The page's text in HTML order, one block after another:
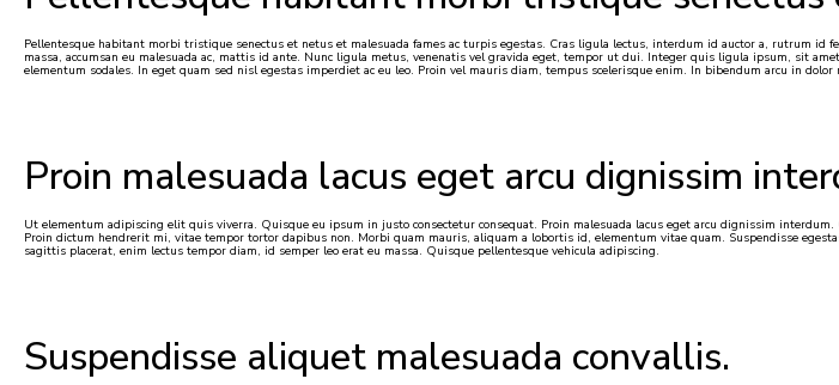
Pellentesque habitant morbi tristique senectus et netus et malesuada fames ac turpis egestas. Cras ligula lectus, interdum id auctor a,
massa, accumsan eu malesuada ac, mattis id ante. Nunc ligula metus, venenatis vel gravida eget, tempor ut dui. Integer quis ligula ipsum, sit
elementum sodales. In eget quam sed nisl egestas imperdiet ac eu leo. Proin vel mauris diam, tempus scelerisque enim. In bibendum arcu in
Proin malesuada lacus eget arcu dignissim
Ut elementum adipiscing elit quis viverra. Quisque eu ipsum in justo consectetur consequat. Proin malesuada lacus eget arcu dignissim
Proin dictum hendrerit mi, vitae tempor tortor dapibus non. Morbi quam mauris, aliquam a lobortis id, elementum vitae quam. Suspendisse
sagittis placerat, enim lectus tempor diam, id semper leo erat eu massa. Quisque pellentesque vehicula adipiscing.
Suspendisse aliquet malesuada convallis.